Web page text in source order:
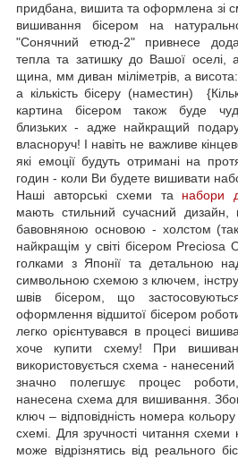
придбана, вишита та оформлена зі
вишивання бісером на
"Сонячний етюд-2" привнесе
тепла та затишку до Вашої оселі,
щина, мм диван міліметрів, а
а кількість бісеру (наместин)
картина бісером також буде
близьких - адже найкращий
власноруч! І навіть не важливе
які емоції будуть отримані на
годин - коли Ви будете вишивати
Наші авторські схеми та набори
мають стильний сучасний дизайн,
бавовняною основою - холстом
найкращім у світі бісером Preciosa
голками з Японії та детальною
символьною схемою з ключем,
швів бісером, що
оформлення відшитої бісером
легко орієнтувався в процесі
хоче купити схему! При
використовується схема -
значно полегшує процес
нанесена схема для вишивання.
ключ – відповідність номера
схемі. Для зручності читання схеми
може відрізнятись від реального